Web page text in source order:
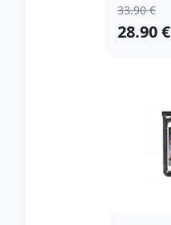
33.90 €
28.90 €